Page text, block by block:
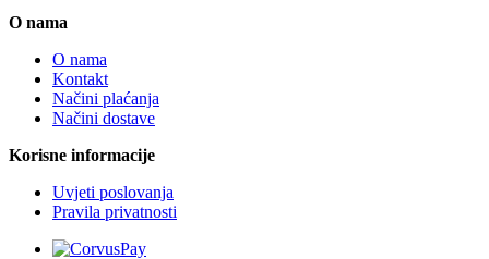
O nama
O nama
Kontakt
Načini plaćanja
Načini dostave
Korisne informacije
Uvjeti poslovanja
Pravila privatnosti